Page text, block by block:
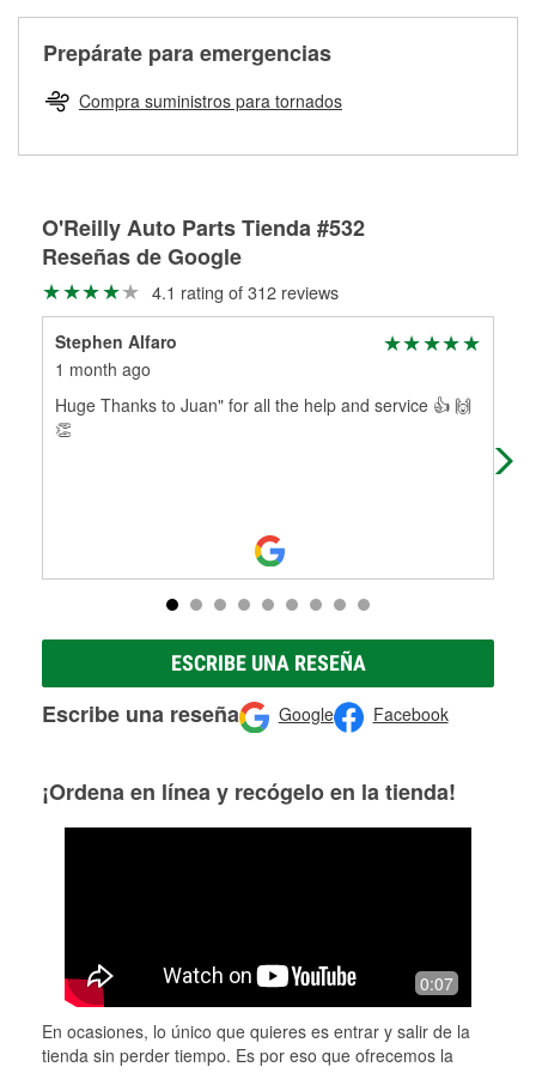
partes de reemplazo correctas para tu reparación.
Rectificación de tambores y discos de freno
Prepárate para emergencias
Compra suministros para tornados
O'Reilly Auto Parts Tienda #532
Reseñas de Google
4.1 rating of 312 reviews
Stephen Alfaro
1 month ago
Huge Thanks to Juan" for all the help and service 👍 🙌
👏
ESCRIBE UNA RESEÑA
Escribe una reseña Google Facebook
¡Ordena en línea y recógelo en la tienda!
0:07
En ocasiones, lo único que quieres es entrar y salir de la
tienda sin perder tiempo. Es por eso que ofrecemos la